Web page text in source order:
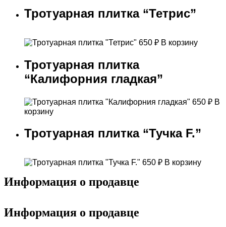
Тротуарная плитка “Тетрис”
650 ₽ В корзину
Тротуарная плитка
“Калифорния гладкая”
650 ₽ В
корзину
Тротуарная плитка “Тучка F.”
650 ₽ В корзину
Информация о продавце
Информация о продавце